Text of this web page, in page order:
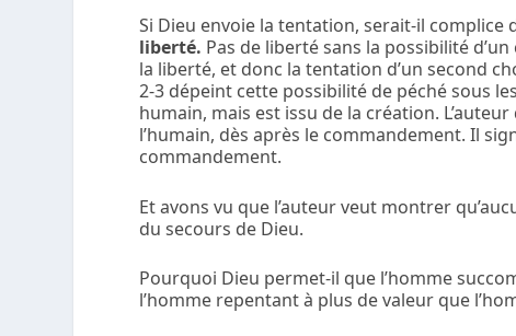
Si Dieu envoie la tentation, serait-il complice
liberté. Pas de liberté sans la possibilité
la liberté, et donc la tentation d’un second
2-3 dépeint cette possibilité de péché sous
humain, mais est issu de la création.
l’humain, dès après le commandement. Il
commandement.
Et avons vu que l’auteur veut montrer
du secours de Dieu.
Pourquoi Dieu permet-il que l’homme
l’homme repentant à plus de valeur que